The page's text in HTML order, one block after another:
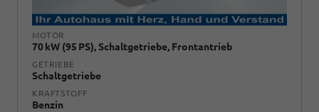
MOTOR
70 kW (95 PS), Schaltgetriebe, Frontantrieb
GETRIEBE
Schaltgetriebe
KRAFTSTOFF
Benzin